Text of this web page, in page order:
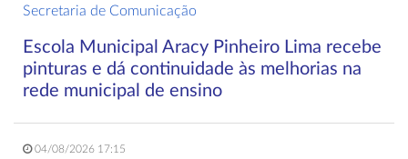
Secretaria de Comunicação
Escola Municipal Aracy Pinheiro Lima recebe
pinturas e dá continuidade às melhorias na
rede municipal de ensino
04/08/2026 17:15